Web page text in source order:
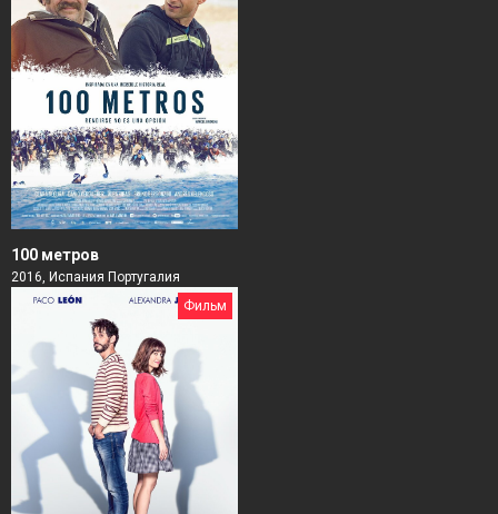
100 метров
2016, Испания Португалия
Фильм